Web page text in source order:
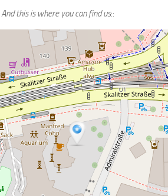
And this is where you can find us::